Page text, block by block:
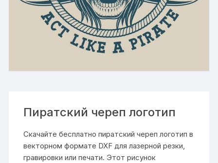
Пиратский череп логотип
Скачайте бесплатно пиратский череп логотип в
векторном формате DXF для лазерной резки,
гравировки или печати. Этот рисунок